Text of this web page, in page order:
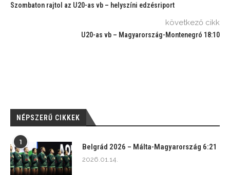
Szombaton rajtol az U20-as vb – helyszíni edzésriport
következő cikk
U20-as vb – Magyarország-Montenegró 18:10
NÉPSZERŰ CIKKEK
1
Belgrád 2026 – Málta-Magyarország 6:21
2026.01.14.